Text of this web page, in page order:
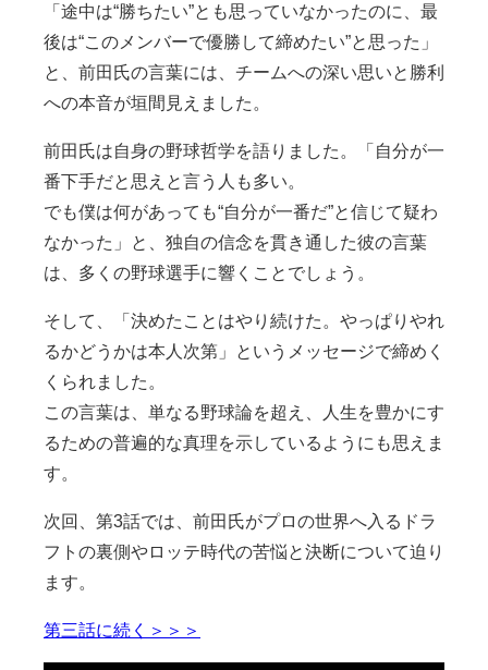
「途中は“勝ちたい”とも思っていなかったのに、最
後は“このメンバーで優勝して締めたい”と思った」
と、前田氏の言葉には、チームへの深い思いと勝利
への本音が垣間見えました。
前田氏は自身の野球哲学を語りました。「自分が一
番下手だと思えと言う人も多い。
でも僕は何があっても“自分が一番だ”と信じて疑わ
なかった」と、独自の信念を貫き通した彼の言葉
は、多くの野球選手に響くことでしょう。
そして、「決めたことはやり続けた。やっぱりやれ
るかどうかは本人次第」というメッセージで締めく
くられました。
この言葉は、単なる野球論を超え、人生を豊かにす
るための普遍的な真理を示しているようにも思えま
す。
次回、第3話では、前田氏がプロの世界へ入るドラ
フトの裏側やロッテ時代の苦悩と決断について迫り
ます。
第三話に続く＞＞＞